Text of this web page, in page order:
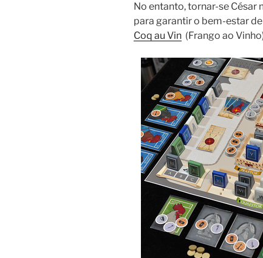
No entanto, tornar-se César
para garantir o bem-estar
Coq au Vin (Frango ao